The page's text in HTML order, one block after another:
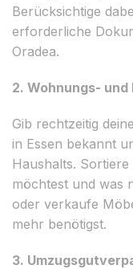
Berücksichtige
erforderliche
Oradea.
2. Wohnungs-
Gib rechtzeitig
in Essen bekannt
Haushalts.
möchtest und was
oder verkaufe
mehr benötigst.
3.